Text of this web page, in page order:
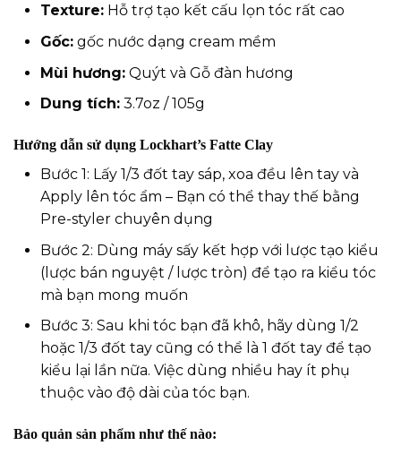
Texture: Hỗ trợ tạo kết cấu lọn tóc rất cao
Gốc: gốc nước dạng cream mềm
Mùi hương: Quýt và Gỗ đàn hương
Dung tích: 3.7oz / 105g
Hướng dẫn sử dụng Lockhart’s Fatte Clay
Bước 1: Lấy 1/3 đốt tay sáp, xoa đều lên tay và
Apply lên tóc ẩm – Bạn có thể thay thế bằng
Pre-styler chuyên dụng
Bước 2: Dùng máy sấy kết hợp với lược tạo kiểu
(lược bán nguyệt / lược tròn) để tạo ra kiểu tóc
mà bạn mong muốn
Bước 3: Sau khi tóc bạn đã khô, hãy dùng 1/2
hoặc 1/3 đốt tay cũng có thể là 1 đốt tay để tạo
kiểu lại lần nữa. Việc dùng nhiều hay ít phụ
thuộc vào độ dài của tóc bạn.
Bảo quản sản phẩm như thế nào: